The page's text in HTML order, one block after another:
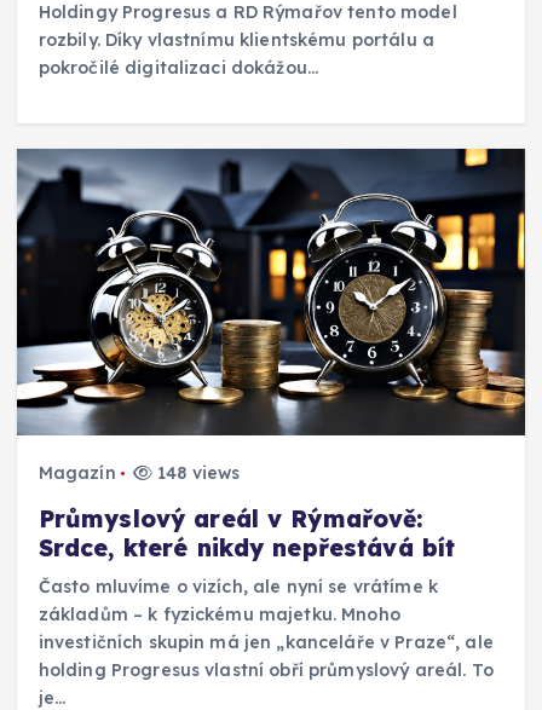
Holdingy Progresus a RD Rýmařov tento model
rozbily. Díky vlastnímu klientskému portálu a
pokročilé digitalizaci dokážou…
Magazín 148 views
Průmyslový areál v Rýmařově:
Srdce, které nikdy nepřestává bít
Často mluvíme o vizích, ale nyní se vrátíme k
základům – k fyzickému majetku. Mnoho
investičních skupin má jen „kanceláře v Praze“, ale
holding Progresus vlastní obří průmyslový areál. To
je…